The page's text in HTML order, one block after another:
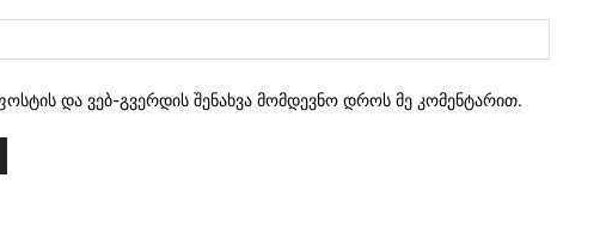
და ვებ-გვერდის შენახვა მომდევნო დროს მე კომენტარით.